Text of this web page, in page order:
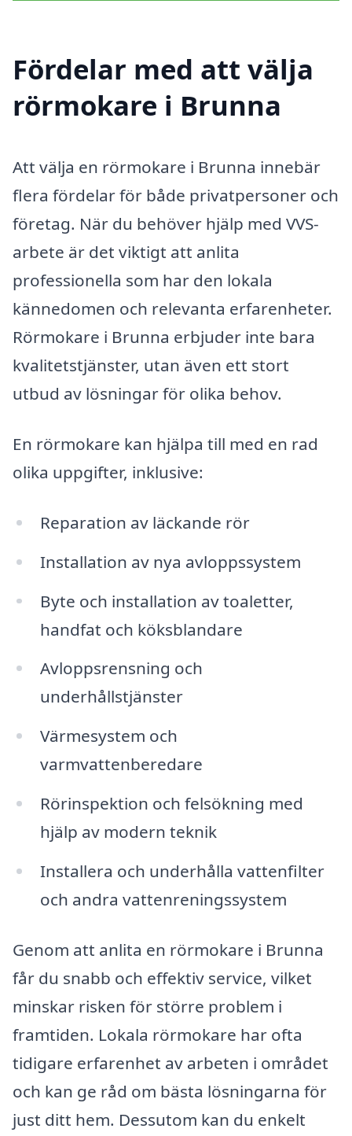
Fördelar med att välja
rörmokare i Brunna
Att välja en rörmokare i Brunna innebär
flera fördelar för både privatpersoner och
företag. När du behöver hjälp med VVS-
arbete är det viktigt att anlita
professionella som har den lokala
kännedomen och relevanta erfarenheter.
Rörmokare i Brunna erbjuder inte bara
kvalitetstjänster, utan även ett stort
utbud av lösningar för olika behov.
En rörmokare kan hjälpa till med en rad
olika uppgifter, inklusive:
Reparation av läckande rör
Installation av nya avloppssystem
Byte och installation av toaletter,
handfat och köksblandare
Avloppsrensning och
underhållstjänster
Värmesystem och
varmvattenberedare
Rörinspektion och felsökning med
hjälp av modern teknik
Installera och underhålla vattenfilter
och andra vattenreningssystem
Genom att anlita en rörmokare i Brunna
får du snabb och effektiv service, vilket
minskar risken för större problem i
framtiden. Lokala rörmokare har ofta
tidigare erfarenhet av arbeten i området
och kan ge råd om bästa lösningarna för
just ditt hem. Dessutom kan du enkelt